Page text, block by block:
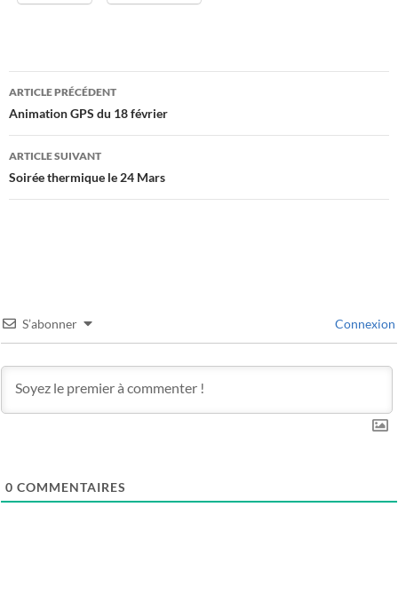
Navigation
des
articles
ARTICLE PRÉCÉDENT
Animation GPS du 18 février
ARTICLE SUIVANT
Soirée thermique le 24 Mars
S’abonner Connexion
0 COMMENTAIRES